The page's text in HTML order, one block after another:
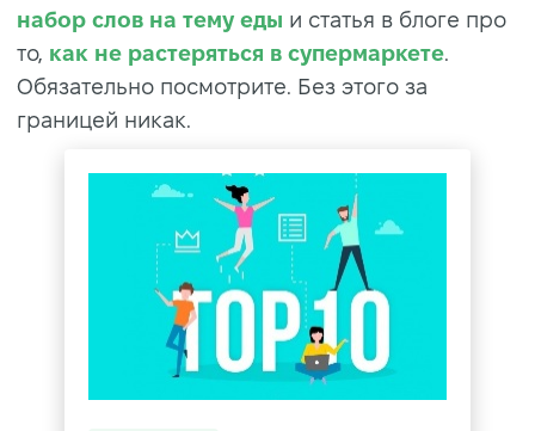
набор слов на тему еды и статья в блоге про
то, как не растеряться в супермаркете.
Обязательно посмотрите. Без этого за
границей никак.